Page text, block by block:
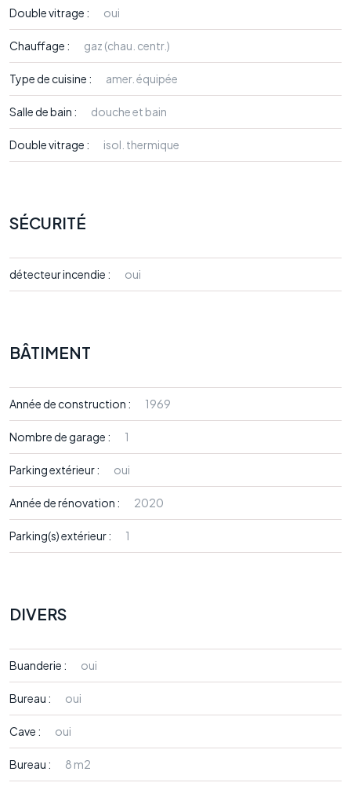
Double vitrage : oui
Chauffage : gaz (chau. centr.)
Type de cuisine : amer. équipée
Salle de bain : douche et bain
Double vitrage : isol. thermique
SÉCURITÉ
détecteur incendie : oui
BÂTIMENT
Année de construction : 1969
Nombre de garage : 1
Parking extérieur : oui
Année de rénovation : 2020
Parking(s) extérieur : 1
DIVERS
Buanderie : oui
Bureau : oui
Cave : oui
Bureau : 8 m2